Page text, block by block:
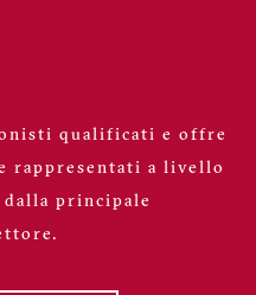
qualificati e offre
rappresentati a livello
principale